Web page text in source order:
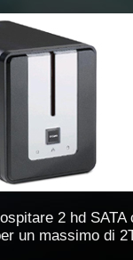
2 hd
un massimo di